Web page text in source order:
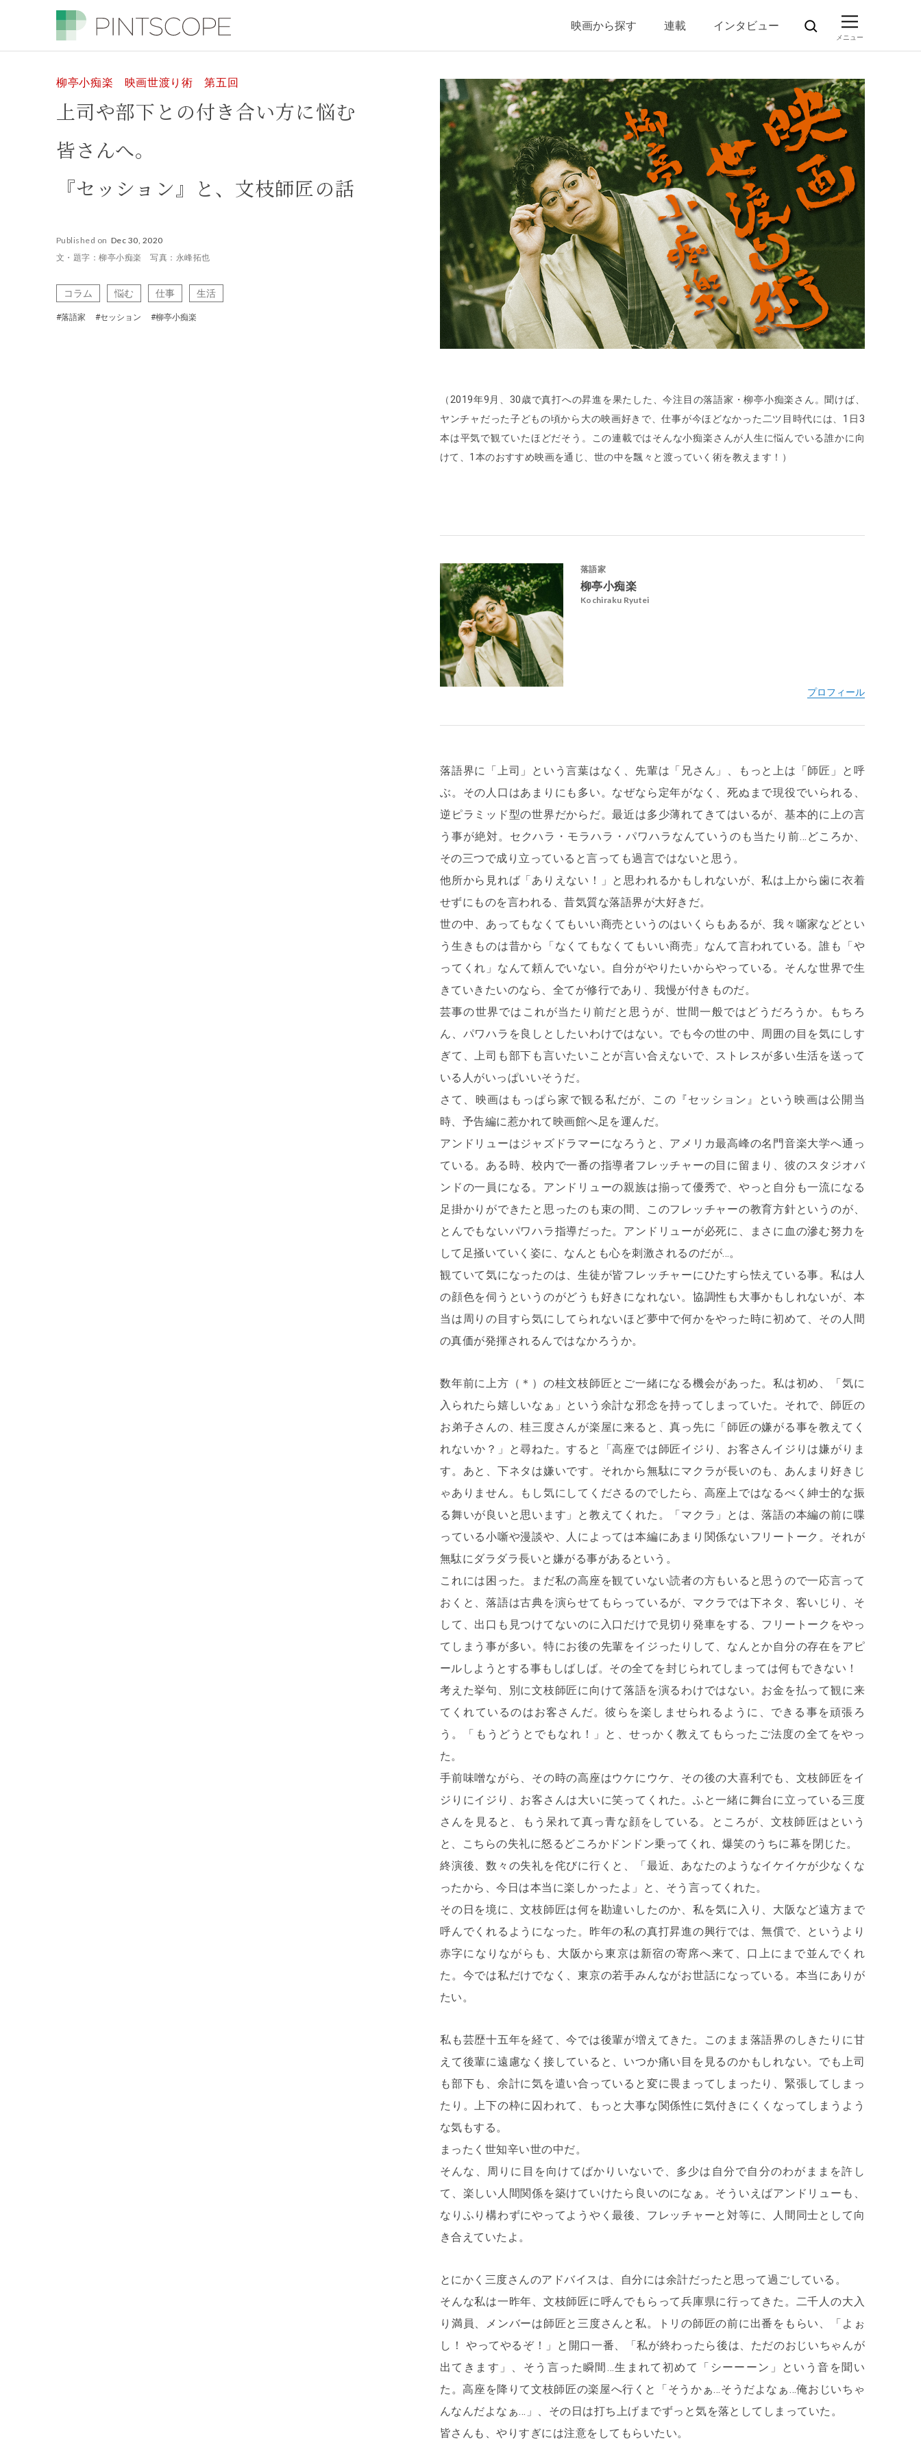
映画から探す 連載 インタビュー
柳亭小痴楽 映画世渡り術 第五回
上司や部下との付き合い方に悩む
皆さんへ。
『セッション』と、文枝師匠の話
Published on Dec 30, 2020
文・題字：柳亭小痴楽 写真：永峰拓也
コラム 悩む 仕事 生活
#落語家 #セッション #柳亭小痴楽
（2019年9月、30歳で真打への昇進を果たした、今注目の落語家・柳亭小痴楽さん。聞けば、
ヤンチャだった子どもの頃から大の映画好きで、仕事が今ほどなかった二ツ目時代には、1日3
本は平気で観ていたほどだそう。この連載ではそんな小痴楽さんが人生に悩んでいる誰かに向
けて、1本のおすすめ映画を通じ、世の中を飄々と渡っていく術を教えます！）
落語家
柳亭小痴楽
Kochiraku Ryutei
@kochiraku
@kochiraku_ryutei
落語界に「上司」という言葉はなく、先輩は「兄さん」、もっと上は「師匠」と呼
ぶ。その人口はあまりにも多い。なぜなら定年がなく、死ぬまで現役でいられる、
逆ピラミッド型の世界だからだ。最近は多少薄れてきてはいるが、基本的に上の言
う事が絶対。セクハラ・モラハラ・パワハラなんていうのも当たり前…どころか、
その三つで成り立っていると言っても過言ではないと思う。
他所から見れば「ありえない！」と思われるかもしれないが、私は上から歯に衣着
せずにものを言われる、昔気質な落語界が大好きだ。
世の中、あってもなくてもいい商売というのはいくらもあるが、我々噺家などとい
う生きものは昔から「なくてもなくてもいい商売」なんて言われている。誰も「や
ってくれ」なんて頼んでいない。自分がやりたいからやっている。そんな世界で生
きていきたいのなら、全てが修行であり、我慢が付きものだ。
芸事の世界ではこれが当たり前だと思うが、世間一般ではどうだろうか。もちろ
ん、パワハラを良しとしたいわけではない。でも今の世の中、周囲の目を気にしす
ぎて、上司も部下も言いたいことが言い合えないで、ストレスが多い生活を送って
いる人がいっぱいいそうだ。
さて、映画はもっぱら家で観る私だが、この『セッション』という映画は公開当
時、予告編に惹かれて映画館へ足を運んだ。
アンドリューはジャズドラマーになろうと、アメリカ最高峰の名門音楽大学へ通っ
ている。ある時、校内で一番の指導者フレッチャーの目に留まり、彼のスタジオバ
ンドの一員になる。アンドリューの親族は揃って優秀で、やっと自分も一流になる
足掛かりができたと思ったのも束の間、このフレッチャーの教育方針というのが、
とんでもないパワハラ指導だった。アンドリューが必死に、まさに血の滲む努力を
して足掻いていく姿に、なんとも心を刺激されるのだが…。
観ていて気になったのは、生徒が皆フレッチャーにひたすら怯えている事。私は人
の顔色を伺うというのがどうも好きになれない。協調性も大事かもしれないが、本
当は周りの目すら気にしてられないほど夢中で何かをやった時に初めて、その人間
の真価が発揮されるんではなかろうか。
数年前に上方（＊）の桂文枝師匠とご一緒になる機会があった。私は初め、「気に
入られたら嬉しいなぁ」という余計な邪念を持ってしまっていた。それで、師匠の
お弟子さんの、桂三度さんが楽屋に来ると、真っ先に「師匠の嫌がる事を教えてく
れないか？」と尋ねた。すると「高座では師匠イジり、お客さんイジりは嫌がりま
す。あと、下ネタは嫌いです。それから無駄にマクラが長いのも、あんまり好きじ
ゃありません。もし気にしてくださるのでしたら、高座上ではなるべく紳士的な振
る舞いが良いと思います」と教えてくれた。「マクラ」とは、落語の本編の前に喋
っている小噺や漫談や、人によっては本編にあまり関係ないフリートーク。それが
無駄にダラダラ長いと嫌がる事があるという。
これには困った。まだ私の高座を観ていない読者の方もいると思うので一応言って
おくと、落語は古典を演らせてもらっているが、マクラでは下ネタ、客いじり、そ
して、出口も見つけてないのに入口だけで見切り発車をする、フリートークをやっ
てしまう事が多い。特にお後の先輩をイジったりして、なんとか自分の存在をアピ
ールしようとする事もしばしば。その全てを封じられてしまっては何もできない！
考えた挙句、別に文枝師匠に向けて落語を演るわけではない。お金を払って観に来
てくれているのはお客さんだ。彼らを楽しませられるように、できる事を頑張ろ
う。「もうどうとでもなれ！」と、せっかく教えてもらったご法度の全てをやっ
た。
手前味噌ながら、その時の高座はウケにウケ、その後の大喜利でも、文枝師匠をイ
ジりにイジり、お客さんは大いに笑ってくれた。ふと一緒に舞台に立っている三度
さんを見ると、もう呆れて真っ青な顔をしている。ところが、文枝師匠はという
と、こちらの失礼に怒るどころかドンドン乗ってくれ、爆笑のうちに幕を閉じた。
終演後、数々の失礼を侘びに行くと、「最近、あなたのようなイケイケが少なくな
ったから、今日は本当に楽しかったよ」と、そう言ってくれた。
その日を境に、文枝師匠は何を勘違いしたのか、私を気に入り、大阪など遠方まで
呼んでくれるようになった。昨年の私の真打昇進の興行では、無償で、というより
赤字になりながらも、大阪から東京は新宿の寄席へ来て、口上にまで並んでくれ
た。今では私だけでなく、東京の若手みんながお世話になっている。本当にありが
たい。
私も芸歴十五年を経て、今では後輩が増えてきた。このまま落語界のしきたりに甘
えて後輩に遠慮なく接していると、いつか痛い目を見るのかもしれない。でも上司
も部下も、余計に気を遣い合っていると変に畏まってしまったり、緊張してしまっ
たり。上下の枠に囚われて、もっと大事な関係性に気付きにくくなってしまうよう
な気もする。
まったく世知辛い世の中だ。
そんな、周りに目を向けてばかりいないで、多少は自分で自分のわがままを許し
て、楽しい人間関係を築けていけたら良いのになぁ。そういえばアンドリューも、
なりふり構わずにやってようやく最後、フレッチャーと対等に、人間同士として向
き合えていたよ。
とにかく三度さんのアドバイスは、自分には余計だったと思って過ごしている。
そんな私は一昨年、文枝師匠に呼んでもらって兵庫県に行ってきた。二千人の大入
り満員、メンバーは師匠と三度さんと私。トリの師匠の前に出番をもらい、「よぉ
し！ やってやるぞ！」と開口一番、「私が終わったら後は、ただのおじいちゃんが
出てきます」、そう言った瞬間…生まれて初めて「シーーーン」という音を聞い
た。高座を降りて文枝師匠の楽屋へ行くと「そうかぁ…そうだよなぁ…俺おじいちゃ
んなんだよなぁ…」、その日は打ち上げまでずっと気を落としてしまっていた。
皆さんも、やりすぎには注意をしてもらいたい。